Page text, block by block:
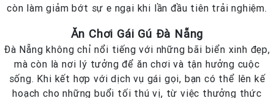
còn làm giảm bớt sự e ngại khi lần đầu tiên trải nghiệm.
Ăn Chơi Gái Gú Đà Nẵng
Đà Nẵng không chỉ nổi tiếng với những bãi biển xinh đẹp,
mà còn là nơi lý tưởng để ăn chơi và tận hưởng cuộc
sống. Khi kết hợp với dịch vụ gái gọi, bạn có thể lên kế
hoạch cho những buổi tối thú vị, từ việc thưởng thức